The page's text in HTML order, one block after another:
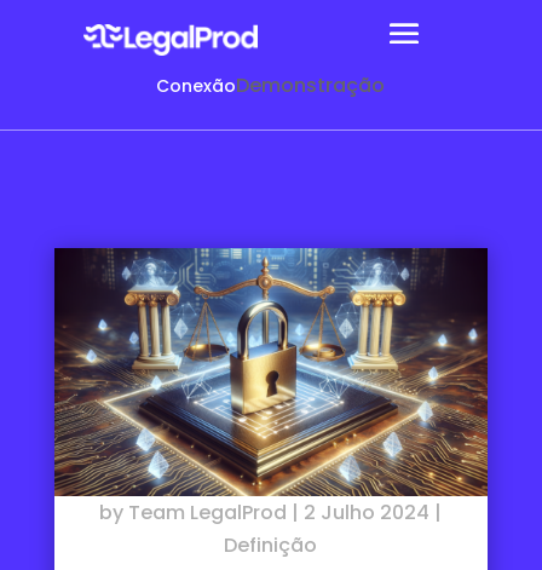
ConexãoDemonstração
by Team LegalProd | 2 Julho 2024 |
Definição